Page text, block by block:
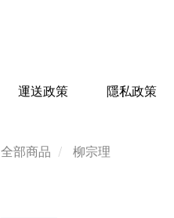
運送政策 隱私政策
全部商品 柳宗理